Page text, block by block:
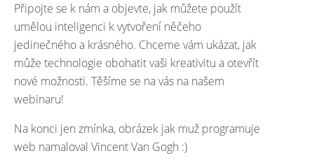
Připojte se k nám a objevte, jak můžete použít
umělou inteligenci k vytvoření něčeho
jedinečného a krásného. Chceme vám ukázat, jak
může technologie obohatit vaši kreativitu a otevřít
nové možnosti. Těšíme se na vás na našem
webinaru!
Na konci jen zmínka, obrázek jak muž programuje
web namaloval Vincent Van Gogh :)